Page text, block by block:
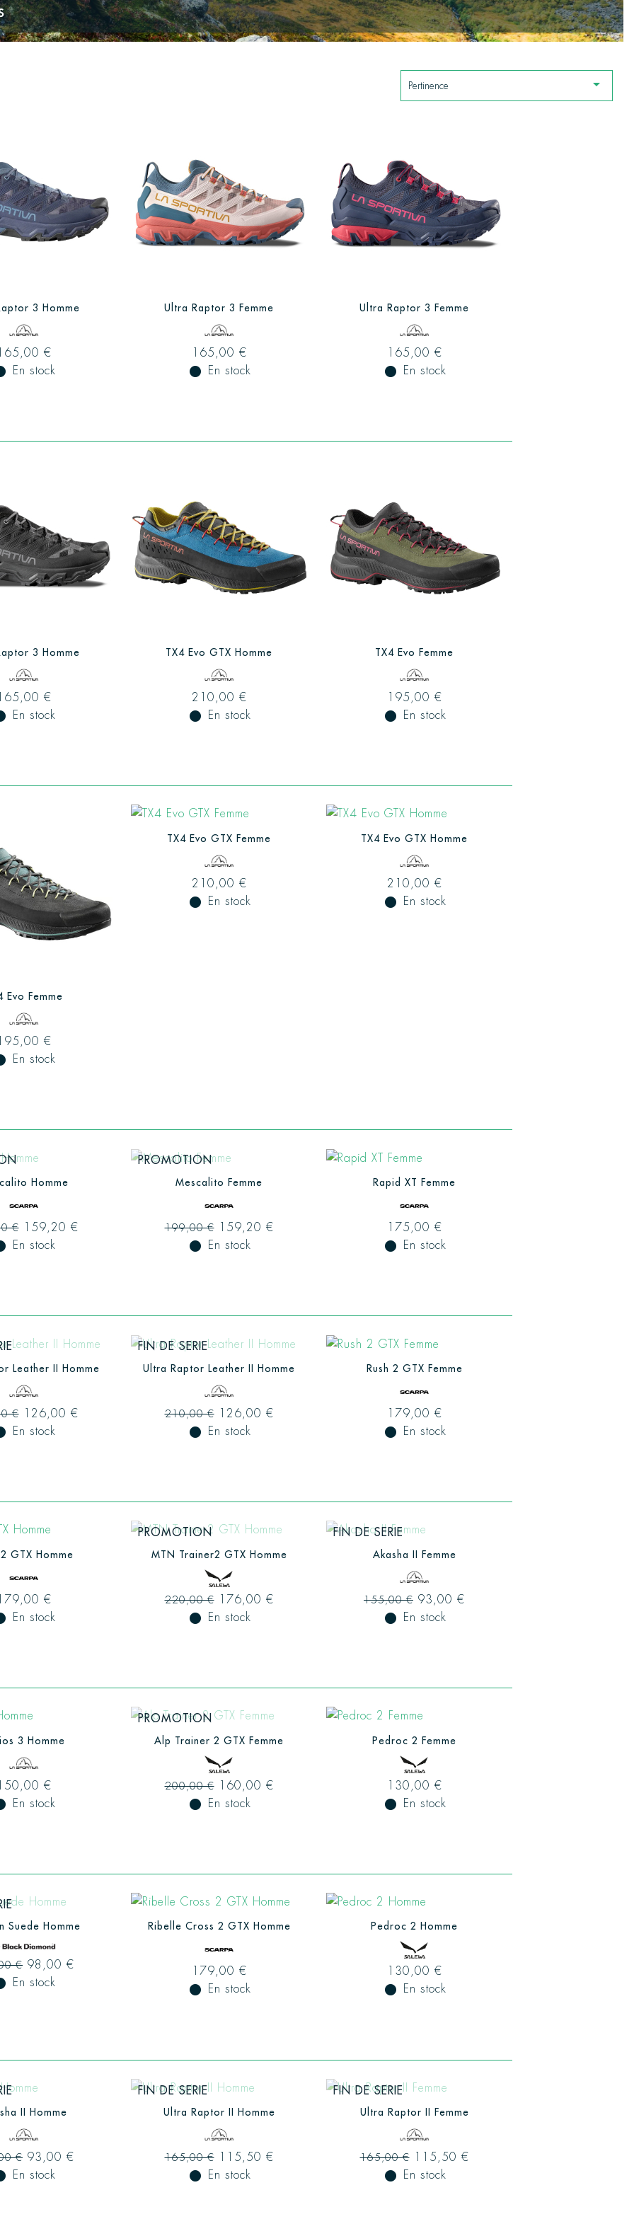
Pertinence 
3 Homme
€
En stock
Ultra Raptor 3 Femme
165,00 €
fiber_manual_record En stock
Ultra Raptor 3 Femme
165,00 €
fiber_manual_record En stock
3 Homme
€
En stock
TX4 Evo GTX Homme
210,00 €
fiber_manual_record En stock
TX4 Evo Femme
195,00 €
fiber_manual_record En stock
Evo Femme
€
En stock
TX4 Evo GTX Femme
210,00 €
fiber_manual_record En stock
TX4 Evo GTX Homme
210,00 €
fiber_manual_record En stock
Homme
€ 159,20 €
En stock
PROMOTION
Mescalito Femme
199,00 € 159,20 €
fiber_manual_record En stock
Rapid XT Femme
175,00 €
fiber_manual_record En stock
Leather II Homme
€ 126,00 €
En stock
FIN DE SERIE
Ultra Raptor Leather II Homme
210,00 € 126,00 €
fiber_manual_record En stock
Rush 2 GTX Femme
179,00 €
fiber_manual_record En stock
GTX Homme
€
En stock
PROMOTION
MTN Trainer2 GTX Homme
220,00 € 176,00 €
fiber_manual_record En stock
FIN DE SERIE
Akasha II Femme
155,00 € 93,00 €
fiber_manual_record En stock
3 Homme
€
En stock
PROMOTION
Alp Trainer 2 GTX Femme
200,00 € 160,00 €
fiber_manual_record En stock
Pedroc 2 Femme
130,00 €
fiber_manual_record En stock
Suede Homme
€ 98,00 €
En stock
Ribelle Cross 2 GTX Homme
179,00 €
fiber_manual_record En stock
Pedroc 2 Homme
130,00 €
fiber_manual_record En stock
II Homme
€ 93,00 €
En stock
FIN DE SERIE
Ultra Raptor II Homme
165,00 € 115,50 €
fiber_manual_record En stock
FIN DE SERIE
Ultra Raptor II Femme
165,00 € 115,50 €
fiber_manual_record En stock